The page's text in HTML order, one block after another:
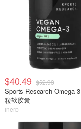
$40.49 $52.93
Sports Research Omega-3 素食 60
粒软胶囊
iherb